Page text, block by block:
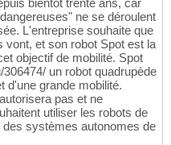
bientôt trente ans, car
ne se déroulent
L'entreprise souhaite que
vont, et son robot Spot est la
objectif de mobilité. Spot
un robot quadrupède
d'une grande mobilité.
pas et ne
utiliser les robots de
systèmes autonomes de